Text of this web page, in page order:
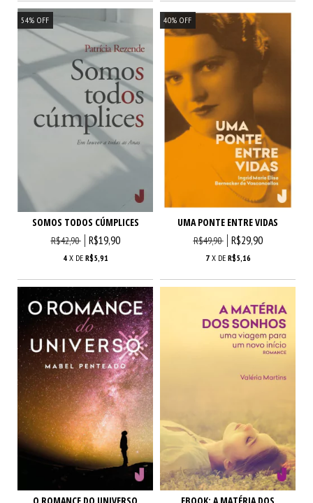
54% OFF
SOMOS TODOS CÚMPLICES
R$42,90 R$19,90
4 X DE R$5,91
40% OFF
UMA PONTE ENTRE VIDAS
R$49,90 R$29,90
7 X DE R$5,16